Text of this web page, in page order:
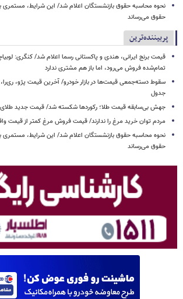
نحوه محاسبه حقوق بازنشستگان اعلام شد/ این شرایط، مستمری
حقوق می‌رساند
پربیننده‌ترین
قیمت برنج ایرانی، هندی و پاکستانی رسما اعلام شد/ کنگری:
تمام‌شده فروش می‌رود، اما باز هم مشتری ندارد
سقوط دسته‌جمعی قیمت‌ها در بازار خودرو/ آخرین قیمت پژو،
جدول
جهش بی‌سابقه قیمت طلا؛ رکوردها شکسته شد/ قیمت جدید طلای جهانی
مردم توان خرید مرغ را ندارند/ قیمت فروش مرغ کمتر از قیمت
نحوه محاسبه حقوق بازنشستگان اعلام شد/ این شرایط، مستمری
حقوق می‌رساند